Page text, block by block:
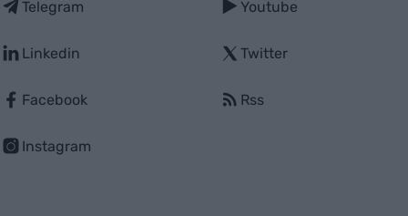
Telegram
Linkedin
Facebook
Instagram
Youtube
Twitter
Rss